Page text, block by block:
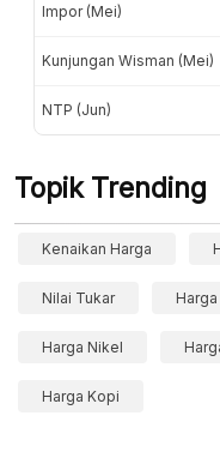
Impor (Mei)
Kunjungan Wisman (Mei)
NTP (Jun)
Topik Trending
Kenaikan Harga
Nilai Tukar
Harga Nikel
Harga Kopi